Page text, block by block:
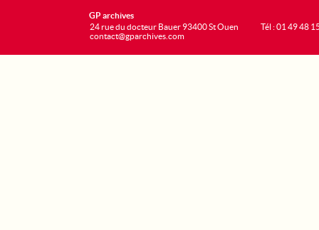
GP archives
24 rue du docteur Bauer 93400 St Ouen
contact@gparchives.com
Tél : 01 49 48